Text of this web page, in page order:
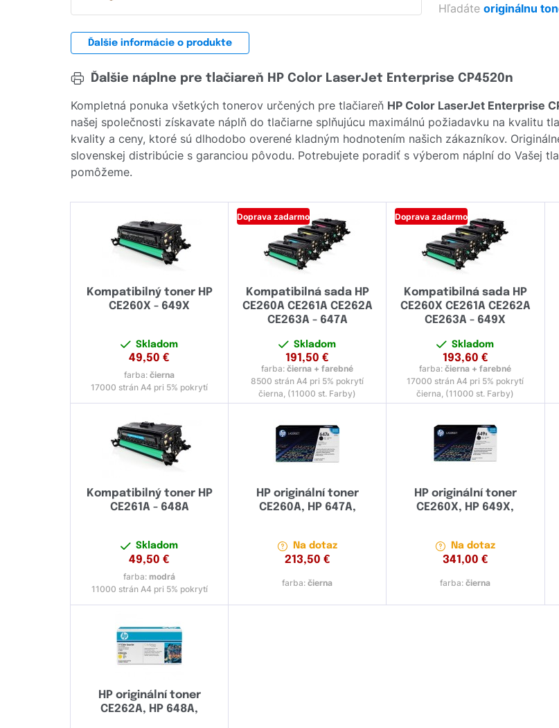
Hľadáteoriginálnu
Ďalšie informácie o produkte
Ďalšie náplne pre tlačiareň HP Color LaserJet Enterprise CP4520n
Kompletná ponuka všetkých tonerov určených pre tlačiareň HP Color LaserJet Enterprise
našej společnosti získavate náplň do tlačiarne splňujúcu maximálnú požiadavku na kvalitu
kvality a ceny, ktoré sú dlhodobo overené kladným hodnotením našich zákazníkov.
slovenskej distribúcie s garanciou pôvodu. Potrebujete poradiť s výberom náplní do Vašej
pomôžeme.
Kompatibilný toner HP
CE260X - 649X
Skladom
49,50 €
farba:čierna
17000 strán A4 pri 5% pokrytí
Doprava zadarmo
Kompatibilná sada HP
CE260A CE261A CE262A
CE263A - 647A
Skladom
191,50 €
farba:čierna + farebné
8500 strán A4 pri 5% pokrytí
čierna, (11000 st. Farby)
Doprava zadarmo
Kompatibilná sada HP
CE260X CE261A CE262A
CE263A - 649X
Skladom
193,60 €
farba:čierna + farebné
17000 strán A4 pri 5% pokrytí
čierna, (11000 st. Farby)
Kompatibilný toner HP
CE261A - 648A
Skladom
49,50 €
farba:modrá
11000 strán A4 pri 5% pokrytí
HP originální toner
CE260A, HP 647A,
Na dotaz
213,50 €
farba:čierna
HP originální toner
CE260X, HP 649X,
Na dotaz
341,00 €
farba:čierna
HP originální toner
CE262A, HP 648A,